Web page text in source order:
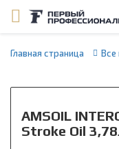
Главная страница Все
AMSOIL
Stroke Oil